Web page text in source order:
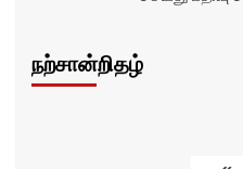
நற்சான்றிதழ்